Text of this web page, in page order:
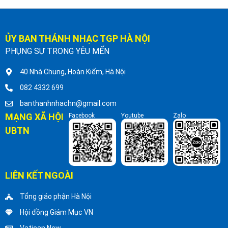
ỦY BAN THÁNH NHẠC TGP HÀ NỘI
PHỤNG SỰ TRONG YÊU MẾN
40 Nhà Chung, Hoàn Kiếm, Hà Nội
082 4332 699
banthanhnhachn@gmail.com
MẠNG XÃ HỘI
UBTN
Facebook Youtube Zalo
LIÊN KẾT NGOÀI
Tổng giáo phận Hà Nội
Hội đồng Giám Mục VN